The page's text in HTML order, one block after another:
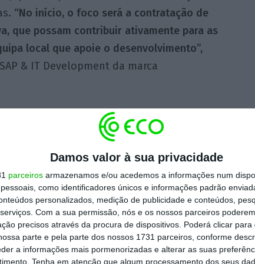
Damos valor à sua privacidade
parceiros armazenamos e/ou acedemos a informações num
como identificadores únicos e informações padrão
personalizados, medição de publicidade e conteúdos,
Com a sua permissão, nós e os nossos parceiros
precisos através da procura de dispositivos. Poderá clicar para
parte e pela parte dos nossos 1731 parceiros, conforme
a informações mais pormenorizadas e alterar as suas
Tenha em atenção que algum processamento dos seus
“No início, o foco será a contratação de
que possam contribuir ativamente para as
local que apoie o desenvolvimento”,
& IT Development da marca
novo centro tecnológico é justificada pel
“vasta oferta de cursos técnicos, que
qualificados”. Além disso, adiferença
principais centros de IT da JYSK e a
na cidade são fatores que facilitam uma
ser visto como um complemento às
a nossa capacidade de inovação e